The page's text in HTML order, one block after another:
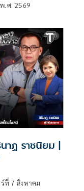
.ศ. 2569
าฏ ราชนิยม |
ที่ 7 สิงหาคม